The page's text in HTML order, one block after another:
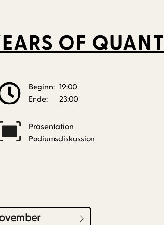
OF
Beginn: 19:00
Ende:
23:00
Präsentation
Podiumsdiskussion